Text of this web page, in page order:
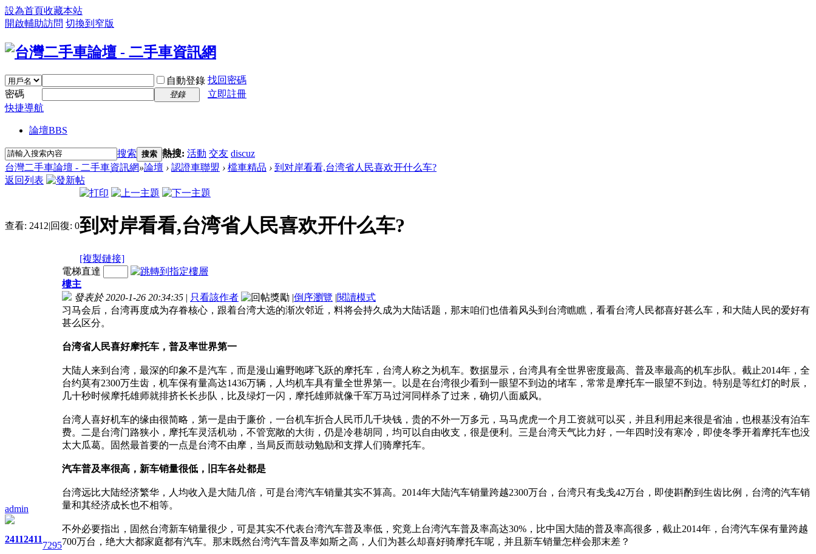
設為首頁收藏本站
開啟輔助訪問 切換到窄版
自動登錄 找回密碼
密碼
登錄
立即註冊
快捷導航
論壇BBS
搜索 搜索 熱搜: 活動 交友 discuz
台灣二手車論壇 - 二手車資訊網»論壇 › 認證車聯盟 › 檔車精品 › 到对岸看看,台湾省人民喜欢开什么车?
返回列表
查看: 2412|回復: 0到对岸看看,台湾省人民喜欢开什么车?
[複製鏈接]
admin
24112411
7295
電梯直達
樓主
發表於 2020-1-26 20:34:35 | 只看該作者 |倒序瀏覽 |閱讀模式
习马会后，台湾再度成为存眷核心，跟着台湾大选的渐次邻近，料将会持久成为大陆话题，那末咱们也借着风头到台湾瞧瞧，看看台湾人民都喜好甚么车，和大陆人民的爱好有
甚么区分。
台湾省人民喜好摩托车，普及率世界第一
大陆人来到台湾，最深的印象不是汽车，而是漫山遍野咆哮飞跃的摩托车，台湾人称之为机车。数据显示，台湾具有全世界密度最高、普及率最高的机车步队。截止2014年，全
台约莫有2300万生齿，机车保有量高达1436万辆，人均机车具有量全世界第一。以是在台湾很少看到一眼望不到边的堵车，常常是摩托车一眼望不到边。特别是等红灯的时辰，
几十秒时候摩托雄师就排挤长长步队，比及绿灯一闪，摩托雄师就像千军万马过河同样杀了过来，确切八面威风。
台湾人喜好机车的缘由很简略，第一是由于廉价，一台机车折合人民币几千块钱，贵的不外一万多元，马马虎虎一个月工资就可以买，并且利用起来很是省油，也根基没有泊车
费。二是台湾门路狭小，摩托车灵活机动，不管宽敞的大街，仍是冷巷胡同，均可以自由收支，很是便利。三是台湾天气比力好，一年四时没有寒冷，即使冬季开着摩托车也没
太大瓜葛。固然最首要的一点是台湾不由摩，当局反而鼓动勉励和支撑人们骑摩托车。
汽车普及率很高，新车销量很低，旧车各处都是
台湾远比大陆经济繁华，人均收入是大陆几倍，可是台湾汽车销量其实不算高。2014年大陆汽车销量跨越2300万台，台湾只有戋戋42万台，即使斟酌到生齿比例，台湾的汽车销
量和其经济成长也不相等。
不外必要指出，固然台湾新车销量很少，可是其实不代表台湾汽车普及率低，究竟上台湾汽车普及率高达30%，比中国大陆的普及率高很多，截止2014年，台湾汽车保有量跨越
700万台，绝大大都家庭都有汽车。那末既然台湾汽车普及率如斯之高，人们为甚么却喜好骑摩托车呢，并且新车销量怎样会那末差？